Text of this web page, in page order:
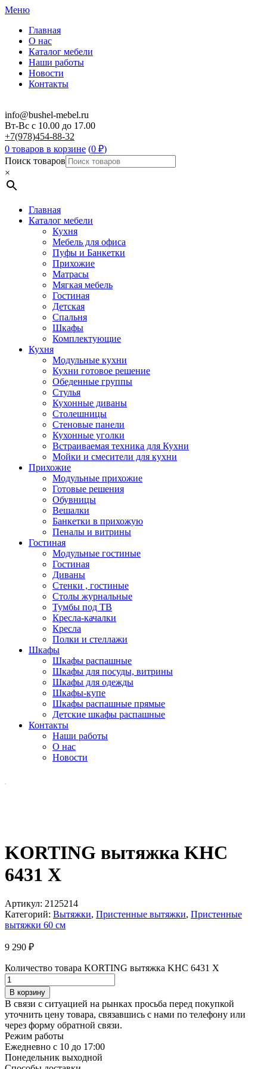
Меню
Главная
О нас
Каталог мебели
Наши работы
Новости
Контакты
info@bushel-mebel.ru
Вт-Вс c 10.00 до 17.00
+7(978)454-88-32
0 товаров в корзине (0 ₽)
Поиск товаров
×
Главная
Каталог мебели
Кухня
Мебель для офиса
Пуфы и Банкетки
Прихожие
Матрасы
Мягкая мебель
Гостиная
Детская
Спальня
Шкафы
Комплектующие
Кухня
Модульные кухни
Кухни готовое решение
Обеденные группы
Стулья
Кухонные диваны
Столешницы
Стеновые панели
Кухонные уголки
Встраиваемая техника для Кухни
Мойки и смесители для кухни
Прихожие
Модульные прихожие
Готовые решения
Обувницы
Вешалки
Банкетки в прихожую
Пеналы и витрины
Гостиная
Модульные гостиные
Гостиная
Диваны
Стенки , гостиные
Столы журнальные
Тумбы под ТВ
Кресла-качалки
Кресла
Полки и стеллажи
Шкафы
Шкафы распашные
Шкафы для посуды, витрины
Шкафы для одежды
Шкафы-купе
Шкафы распашные прямые
Детские шкафы распашные
Контакты
Наши работы
О нас
Новости
KORTING вытяжка KHC
6431 X
Артикул: 2125214
Категорий: Вытяжки, Пристенные вытяжки, Пристенные
вытяжки 60 см
9 290 ₽
Количество товара KORTING вытяжка KHC 6431 X
В корзину
В связи с ситуацией на рынках просьба перед покупкой
уточнить цену товара, связавшись с нами по телефону или
через форму обратной связи.
Режим работы
Ежедневно с 10 до 17:00
Понедельник выходной